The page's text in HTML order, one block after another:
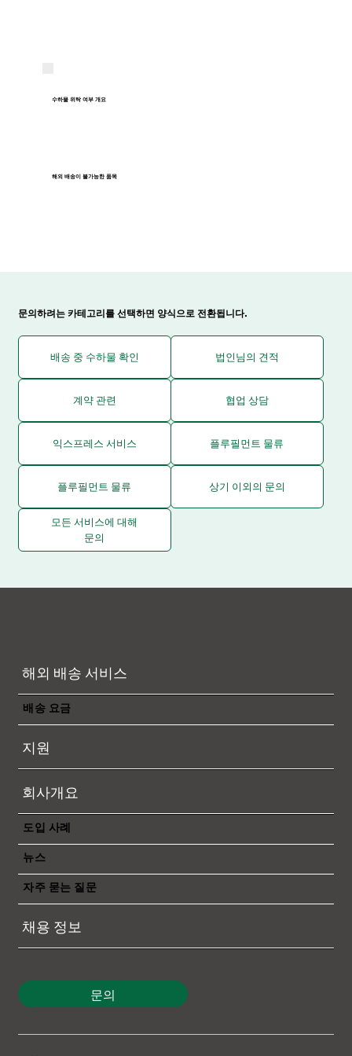
수하물 위탁 여부 개요
해외 배송이 불가능한 품목
문의하려는 카테고리를 선택하면 양식으로 전환됩니다.
배송 중 수하물 확인 법인님의 견적
계약 관련 협업 상담
익스프레스 서비스 플루필먼트 물류
플루필먼트 물류 상기 이외의 문의
모든 서비스에 대해
문의
해외 배송 서비스
배송 요금
지원
회사개요
도입 사례
뉴스
자주 묻는 질문
채용 정보
문의